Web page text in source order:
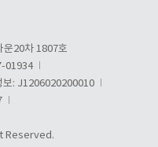
운20차 1807호
01934
보: J1206020200010
Reserved.